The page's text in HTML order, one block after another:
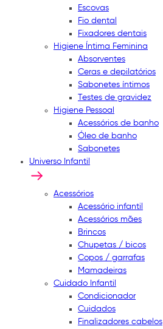
Escovas
Fio dental
Fixadores dentais
Higiene Íntima Feminina
Absorventes
Ceras e depilatórios
Sabonetes íntimos
Testes de gravidez
Higiene Pessoal
Acessórios de banho
Óleo de banho
Sabonetes
Universo Infantil
Acessórios
Acessório infantil
Acessórios mães
Brincos
Chupetas / bicos
Copos / garrafas
Mamadeiras
Cuidado Infantil
Condicionador
Cuidados
Finalizadores cabelos